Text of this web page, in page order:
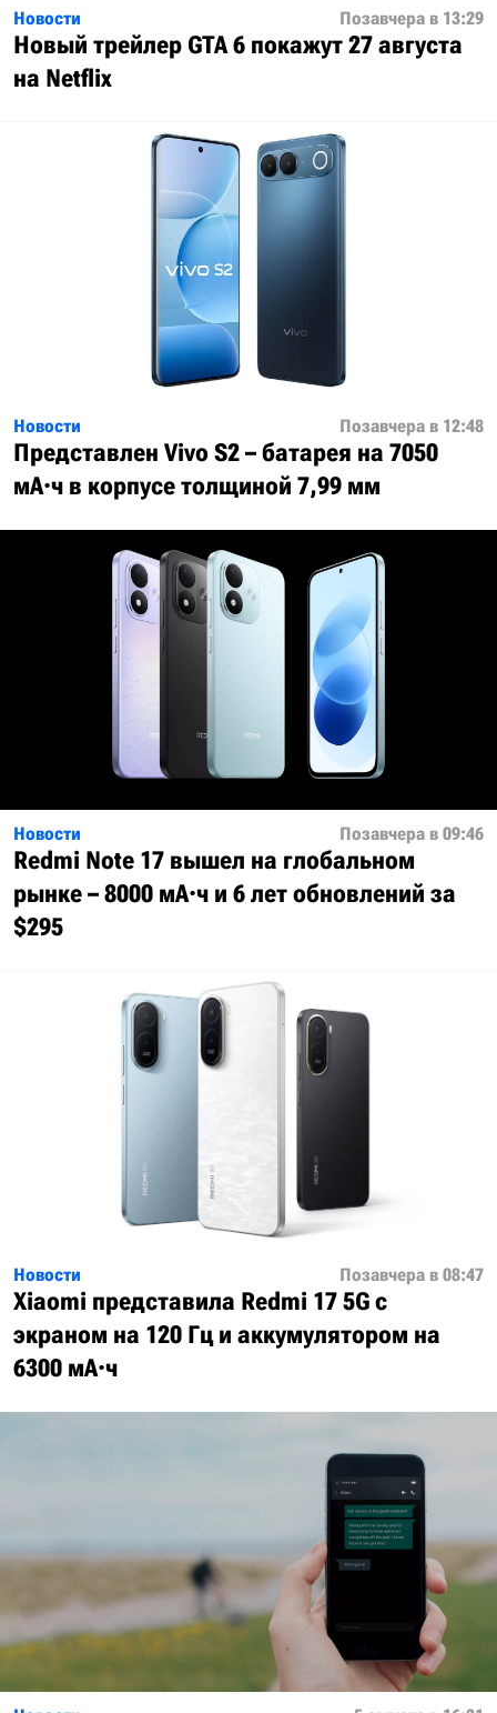
Новости Позавчера в 13:29
Новый трейлер GTA 6 покажут 27 августа
на Netflix
Новости Позавчера в 12:48
Представлен Vivo S2 – батарея на 7050
мА·ч в корпусе толщиной 7,99 мм
Новости Позавчера в 09:46
Redmi Note 17 вышел на глобальном
рынке – 8000 мА·ч и 6 лет обновлений за
$295
Новости Позавчера в 08:47
Xiaomi представила Redmi 17 5G с
экраном на 120 Гц и аккумулятором на
6300 мА·ч